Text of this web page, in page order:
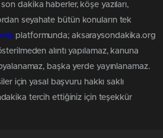
dakika haberler, köşe yazıları,
seyahate bütün konuların tek
platformunda; aksaraysondakika.org
alıntı yapılamaz, kanuna
başka yerde yayınlanamaz.
için yasal başvuru hakkı saklı
tercih ettiğiniz için teşekkür